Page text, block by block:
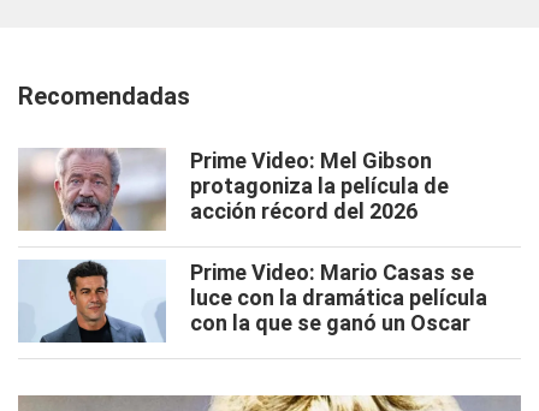
Recomendadas
Prime Video: Mel Gibson
protagoniza la película de
acción récord del 2026
Prime Video: Mario Casas se
luce con la dramática película
con la que se ganó un Oscar